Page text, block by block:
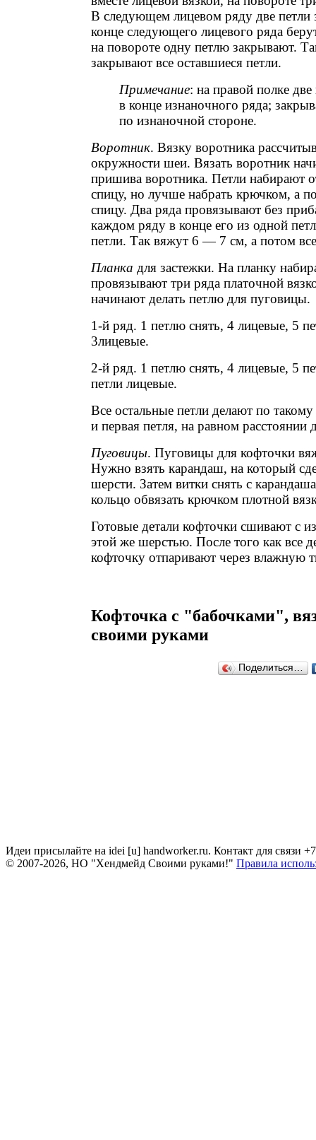
В следующем лицевом ряду две петли
конце следующего лицевого ряда
на повороте одну петлю закрывают.
закрывают все оставшиеся петли.
Примечание: на правой полке две
в конце изнаночного ряда;
по изнаночной стороне.
Воротник. Вязку воротника
окружности шеи. Вязать воротник
пришива воротника. Петли набирают
спицу, но лучше набрать крючком, а
спицу. Два ряда провязывают без
каждом ряду в конце его из одной
петли. Так вяжут 6 — 7 см, а потом
Планка для застежки. На планку
провязывают три ряда платочной
начинают делать петлю для пуговицы.
1-й ряд. 1 петлю снять, 4 лицевые, 5
3лицевые.
2-й ряд. 1 петлю снять, 4 лицевые, 5
петли лицевые.
Все остальные петли делают по
и первая петля, на равном расстоянии
Пуговицы. Пуговицы для кофточки
Нужно взять карандаш, на который
шерсти. Затем витки снять с
кольцо обвязать крючком плотной
Готовые детали кофточки сшивают с
этой же шерстью. После того как все
кофточку отпаривают через влажную
Кофточка с "бабочками",
своими руками
Поделиться…
Идеи присылайте на idei [u] handworker.ru. Контакт для связи
© 2007-2026, НО "Хендмейд Своими руками!" Правила